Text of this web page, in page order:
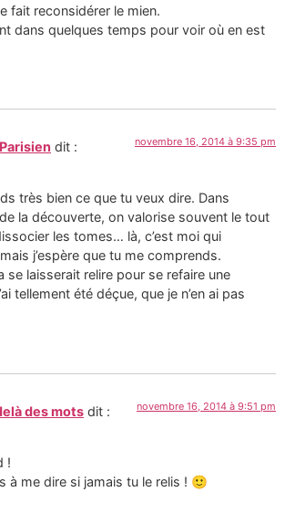
fait reconsidérer le mien.
dans quelques temps pour voir où en est
dit : novembre 16, 2014 à 9:35 pm
très bien ce que tu veux dire. Dans
la découverte, on valorise souvent le tout
les tomes… là, c’est moi qui
j’espère que tu me comprends.
se laisserait relire pour se refaire une
tellement été déçue, que je n’en ai pas
des mots dit : novembre 16, 2014 à 9:51 pm
!
à me dire si jamais tu le relis ! 🙂